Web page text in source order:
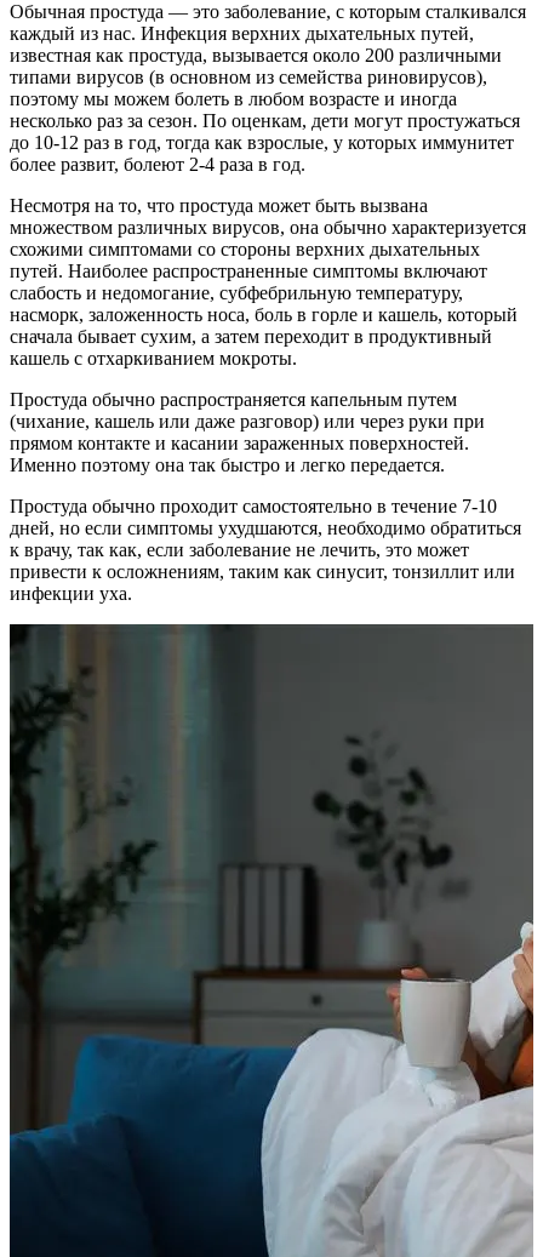
Обычная простуда — это заболевание, с которым сталкивался
каждый из нас. Инфекция верхних дыхательных путей,
известная как простуда, вызывается около 200 различными
типами вирусов (в основном из семейства риновирусов),
поэтому мы можем болеть в любом возрасте и иногда
несколько раз за сезон. По оценкам, дети могут простужаться
до 10-12 раз в год, тогда как взрослые, у которых иммунитет
более развит, болеют 2-4 раза в год.
Несмотря на то, что простуда может быть вызвана
множеством различных вирусов, она обычно характеризуется
схожими симптомами со стороны верхних дыхательных
путей. Наиболее распространенные симптомы включают
слабость и недомогание, субфебрильную температуру,
насморк, заложенность носа, боль в горле и кашель, который
сначала бывает сухим, а затем переходит в продуктивный
кашель с отхаркиванием мокроты.
Простуда обычно распространяется капельным путем
(чихание, кашель или даже разговор) или через руки при
прямом контакте и касании зараженных поверхностей.
Именно поэтому она так быстро и легко передается.
Простуда обычно проходит самостоятельно в течение 7-10
дней, но если симптомы ухудшаются, необходимо обратиться
к врачу, так как, если заболевание не лечить, это может
привести к осложнениям, таким как синусит, тонзиллит или
инфекции уха.